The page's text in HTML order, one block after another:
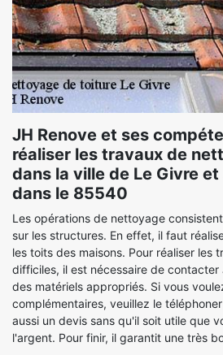
JH Renove et ses
réaliser les travaux de
dans la ville de Le Givre
dans le 85540
Les opérations de nettoyage
sur les structures. En effet, il faut
les toits des maisons. Pour réaliser les
difficiles, il est nécessaire de contacter
des matériels appropriés. Si vous
complémentaires, veuillez le
aussi un devis sans qu'il soit utile que
l'argent. Pour finir, il garantit une très